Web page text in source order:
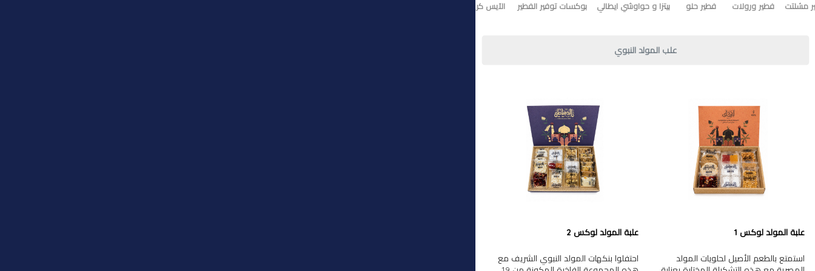
مشلتت فطير ورولات فطير حلو بيتزا و حواوشي ايطالي بوكسات توفير الفطير الآيس كريم
علب المولد النبوي
علبة المولد لوكس 1
استمتع بالطعم الأصيل لحلويات المولد
علبة المولد لوكس 2
احتفلوا بنكهات المولد النبوي الشريف مع